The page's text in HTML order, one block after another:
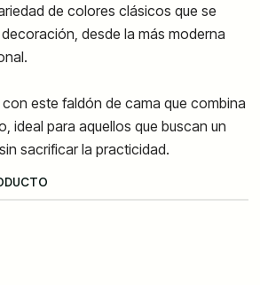
de colores clásicos que se
desde la más moderna
este faldón de cama que combina
ideal para aquellos que buscan un
sacrificar la practicidad.